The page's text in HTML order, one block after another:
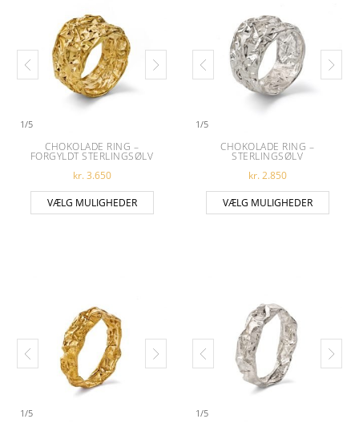
1/5
CHOKOLADE RING –
FORGYLDT STERLINGSØLV
kr.3.650
VÆLG MULIGHEDER
Dette vare har flere varianter.
1/5
CHOKOLADE RING –
STERLINGSØLV
kr.2.850
VÆLG MULIGHEDER
1/5 1/5